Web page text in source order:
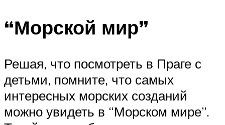
“Морской мир”
Решая, что посмотреть в Праге с
детьми, помните, что самых
интересных морских созданий
можно увидеть в “Морском мире”.